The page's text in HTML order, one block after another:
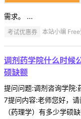
需求。 ...
考试优惠券 本站小编
调剂药学院什么时候
硕缺额
提问问题:调剂咨询学
7提问内容:老师您好，
（药理学）有多少学硕